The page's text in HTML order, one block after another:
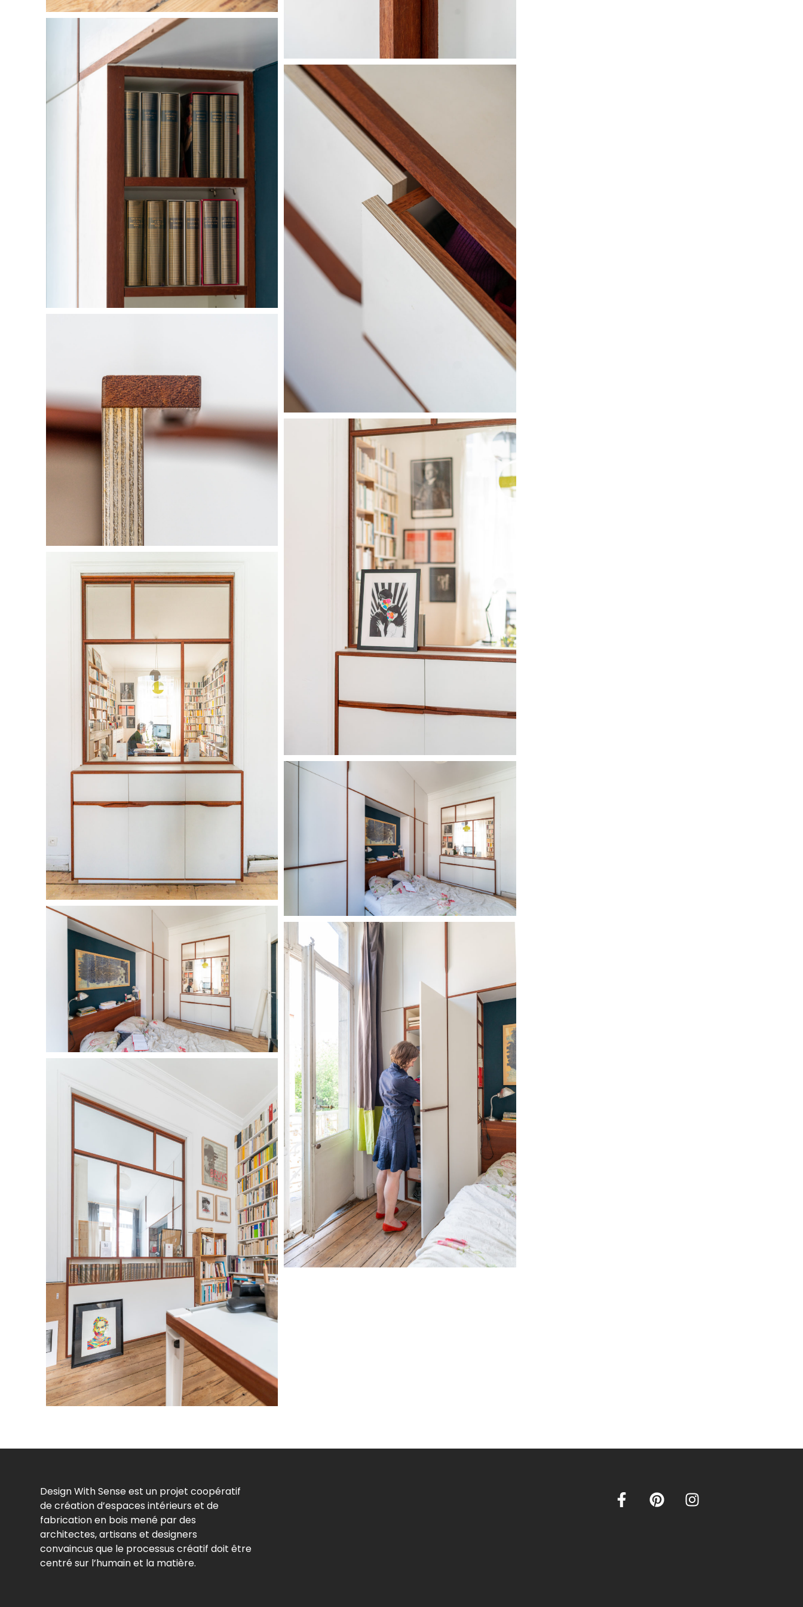
Design With Sense est un projet coopératif
de création d’espaces intérieurs et de
fabrication en bois mené par des
architectes, artisans et designers
convaincus que le processus créatif doit être
centré sur l’humain et la matière.